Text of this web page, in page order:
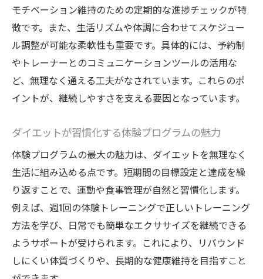
モチベーション維持のための定期的な進捗チェックが特
徴です。また、生活リズムや体調に合わせてスケジュー
ル調整が可能な柔軟性も重要です。具体的には、予約制
やトレーナーとのコミュニケーションツールの活用な
ど、無理なく通える工夫がなされています。これらのポ
イントが、継続しやすさを支える要因となっています。
ダイエットが習慣化する体験プログラムの魅力
体験プログラムの最大の魅力は、ダイエットを無理なく
生活に組み込める点です。短期間の目標設定と達成を繰
り返すことで、運動や食事管理が自然と習慣化します。
例えば、週1回の体験トレーニングで正しいトレーニング
方法を学び、日常でも簡単なエクササイズを継続できる
ようサポートが受けられます。これにより、リバウンド
しにくい体質づくりや、長期的な健康維持を目指すこと